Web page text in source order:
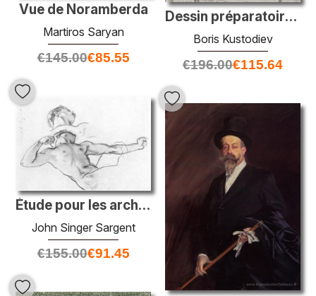
Dessin préparatoire pour la peinture de Noël
Boris Kustodiev
€196.00€115.64
Vue de Noramberda
Martiros Saryan
€145.00€85.55
Étude pour les archers
John Singer Sargent
€155.00€91.45